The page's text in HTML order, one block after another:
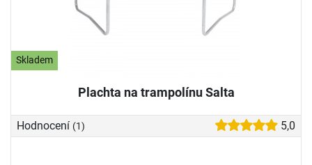
Skladem
Plachta na trampolínu Salta
Hodnocení (1) 5,0